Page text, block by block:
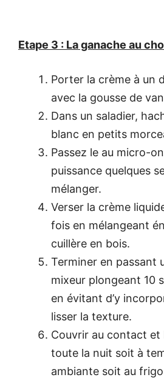
Etape 3 : La ganache au
Porter la crème à un
avec la gousse de
Dans un saladier,
blanc en petits
Passez le au micro-
puissance quelques
mélanger.
Verser la crème
fois en mélangeant
cuillère en bois.
Terminer en passant
mixeur plongeant 10
en évitant d’y
lisser la texture.
Couvrir au contact et
toute la nuit soit à
ambiante soit au